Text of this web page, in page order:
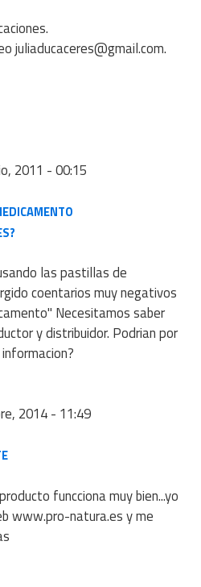
juliaducaceres@gmail.com.
2011 - 00:15
las pastillas de
coentarios muy negativos
Necesitamos saber
y distribuidor. Podrian por
2014 - 11:49
funcciona muy bien...yo
www.pro-natura.es y me